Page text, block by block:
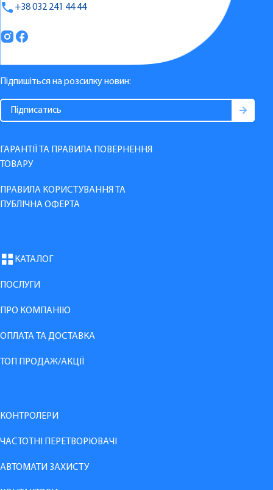
+38 032 241 44 44
Підпишіться на розсилку новин:
ГАРАНТІЇ ТА ПРАВИЛА ПОВЕРНЕННЯ
ТОВАРУ
ПРАВИЛА КОРИСТУВАННЯ ТА
ПУБЛІЧНА ОФЕРТА
КАТАЛОГ
ПОСЛУГИ
ПРО КОМПАНІЮ
ОПЛАТА ТА ДОСТАВКА
ТОП ПРОДАЖ/АКЦІЇ
КОНТРОЛЕРИ
ЧАСТОТНІ ПЕРЕТВОРЮВАЧІ
АВТОМАТИ ЗАХИСТУ